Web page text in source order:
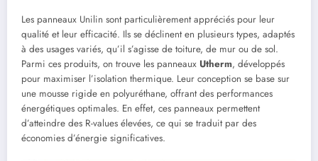
Les panneaux Unilin sont particulièrement appréciés pour leur
qualité et leur efficacité. Ils se déclinent en plusieurs types, adaptés
à des usages variés, qu’il s’agisse de toiture, de mur ou de sol.
Parmi ces produits, on trouve les panneaux Utherm, développés
pour maximiser l’isolation thermique. Leur conception se base sur
une mousse rigide en polyuréthane, offrant des performances
énergétiques optimales. En effet, ces panneaux permettent
d’atteindre des R-values élevées, ce qui se traduit par des
économies d’énergie significatives.